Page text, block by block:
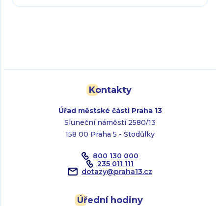
Kontakty
Úřad městské části Praha 13
Sluneční náměstí 2580/13
158 00 Praha 5 - Stodůlky
800 130 000
235 011 111
dotazy@praha13.cz
Úřední hodiny